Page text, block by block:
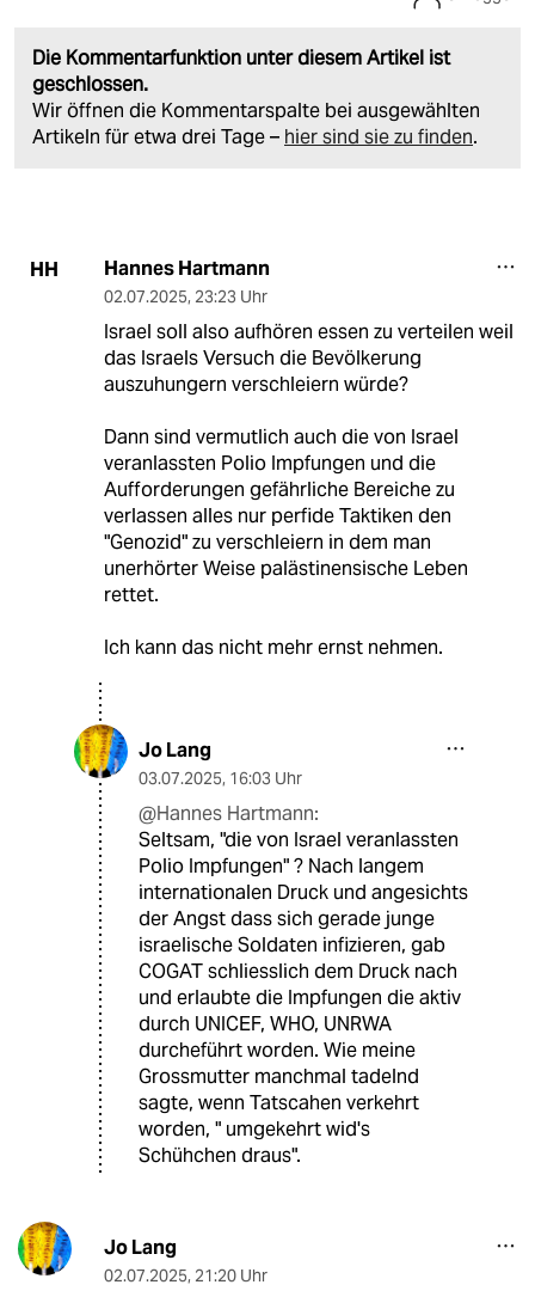
Die Kommentarfunktion unter diesem Artikel ist
geschlossen.
Wir öffnen die Kommentarspalte bei ausgewählten
Artikeln für etwa drei Tage – hier sind sie zu finden.
HH Hannes Hartmann
02.07.2025, 23:23 Uhr
Israel soll also aufhören essen zu verteilen weil
das Israels Versuch die Bevölkerung
auszuhungern verschleiern würde?
Dann sind vermutlich auch die von Israel
veranlassten Polio Impfungen und die
Aufforderungen gefährliche Bereiche zu
verlassen alles nur perfide Taktiken den
"Genozid" zu verschleiern in dem man
unerhörter Weise palästinensische Leben
rettet.
Ich kann das nicht mehr ernst nehmen.
Jo Lang
03.07.2025, 16:03 Uhr
@Hannes Hartmann:
Seltsam, "die von Israel veranlassten
Polio Impfungen" ? Nach langem
internationalen Druck und angesichts
der Angst dass sich gerade junge
israelische Soldaten infizieren, gab
COGAT schliesslich dem Druck nach
und erlaubte die Impfungen die aktiv
durch UNICEF, WHO, UNRWA
durcheführt worden. Wie meine
Grossmutter manchmal tadelnd
sagte, wenn Tatscahen verkehrt
worden, " umgekehrt wid's
Schühchen draus".
Jo Lang
02.07.2025, 21:20 Uhr